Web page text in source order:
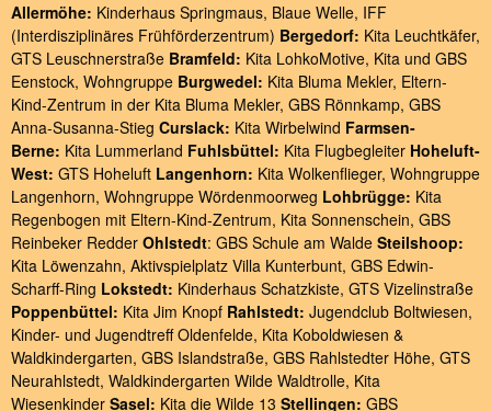
Allermöhe: Kinderhaus Springmaus, Blaue Welle, IFF
(Interdisziplinäres Frühförderzentrum) Bergedorf: Kita Leuchtkäfer,
GTS Leuschnerstraße Bramfeld: Kita LohkoMotive, Kita und GBS
Eenstock, Wohngruppe Burgwedel: Kita Bluma Mekler, Eltern-
Kind-Zentrum in der Kita Bluma Mekler, GBS Rönnkamp, GBS
Anna-Susanna-Stieg Curslack: Kita Wirbelwind Farmsen-
Berne: Kita Lummerland Fuhlsbüttel: Kita Flugbegleiter Hoheluft-
West: GTS Hoheluft Langenhorn: Kita Wolkenflieger, Wohngruppe
Langenhorn, Wohngruppe Wördenmoorweg Lohbrügge: Kita
Regenbogen mit Eltern-Kind-Zentrum, Kita Sonnenschein, GBS
Reinbeker Redder Ohlstedt: GBS Schule am Walde Steilshoop:
Kita Löwenzahn, Aktivspielplatz Villa Kunterbunt, GBS Edwin-
Scharff-Ring Lokstedt: Kinderhaus Schatzkiste, GTS Vizelinstraße
Poppenbüttel: Kita Jim Knopf Rahlstedt: Jugendclub Boltwiesen,
Kinder- und Jugendtreff Oldenfelde, Kita Koboldwiesen &
Waldkindergarten, GBS Islandstraße, GBS Rahlstedter Höhe, GTS
Neurahlstedt, Waldkindergarten Wilde Waldtrolle, Kita
Wiesenkinder Sasel: Kita die Wilde 13 Stellingen: GBS